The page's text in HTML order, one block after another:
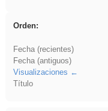
Orden:
Fecha (recientes)
Fecha (antiguos)
Visualizaciones
Título